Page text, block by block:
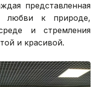
представленная
любви к природе,
и стремления
и красивой.